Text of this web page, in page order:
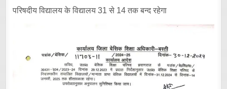
परिषदीय विद्यालय के विद्यालय 31 से 14 तक बन्द रहेगा